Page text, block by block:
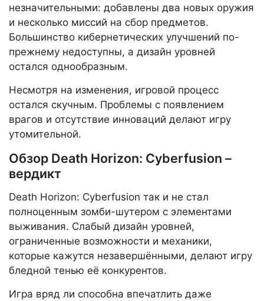
незначительными: добавлены два новых оружия
и несколько миссий на сбор предметов.
Большинство кибернетических улучшений по-
прежнему недоступны, а дизайн уровней
остался однообразным.
Несмотря на изменения, игровой процесс
остался скучным. Проблемы с появлением
врагов и отсутствие инноваций делают игру
утомительной.
Обзор Death Horizon: Cyberfusion –
вердикт
Death Horizon: Cyberfusion так и не стал
полноценным зомби-шутером с элементами
выживания. Слабый дизайн уровней,
ограниченные возможности и механики,
которые кажутся незавершёнными, делают игру
бледной тенью её конкурентов.
Игра вряд ли способна впечатлить даже